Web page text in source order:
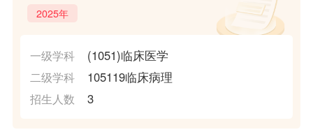
2025年
一级学科 (1051)临床医学
二级学科 105119临床病理
招生人数 3